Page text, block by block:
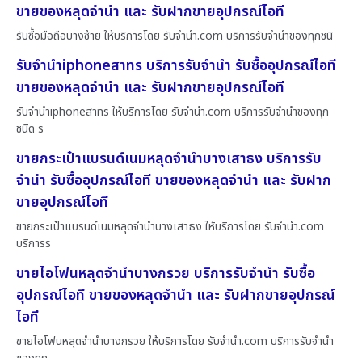
ขายของหลุดจำนำ และ รับฝากขายอุปกรณ์ไอที
รับซื้อมือถือบางซ้าย ให้บริการโดย รับจํานํา.com บริการรับจำนำของทุกชนิ
รับจำนำiphoneสาทร บริการรับจำนำ รับซื้ออุปกรณ์ไอที
ขายของหลุดจำนำ และ รับฝากขายอุปกรณ์ไอที
รับจำนำiphoneสาทร ให้บริการโดย รับจํานํา.com บริการรับจำนำของทุก
ชนิด ร
ขายกระเป๋าแบรนด์เนมหลุดจำนำบางเสาธง บริการรับ
จำนำ รับซื้ออุปกรณ์ไอที ขายของหลุดจำนำ และ รับฝาก
ขายอุปกรณ์ไอที
ขายกระเป๋าแบรนด์เนมหลุดจำนำบางเสาธง ให้บริการโดย รับจํานํา.com
บริการร
ขายไอโฟนหลุดจำนำบางกรวย บริการรับจำนำ รับซื้อ
อุปกรณ์ไอที ขายของหลุดจำนำ และ รับฝากขายอุปกรณ์
ไอที
ขายไอโฟนหลุดจำนำบางกรวย ให้บริการโดย รับจํานํา.com บริการรับจำนำ